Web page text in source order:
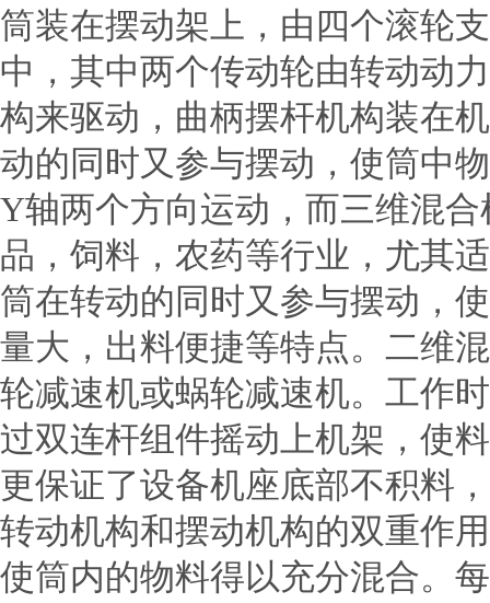
筒装在摆动架上，由四个滚轮
中，其中两个传动轮由转动动
构来驱动，曲柄摆杆机构装在
动的同时又参与摆动，使筒中
Y轴两个方向运动，而三维混
品，饲料，农药等行业，尤其
筒在转动的同时又参与摆动，
量大，出料便捷等特点。二维
轮减速机或蜗轮减速机。工作
过双连杆组件摇动上机架，使
更保证了设备机座底部不积料
转动机构和摆动机构的双重作
使筒内的物料得以充分混合。